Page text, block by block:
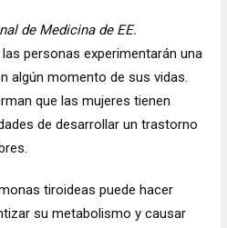
de Medicina de EE.
personas experimentarán una
algún momento de sus vidas.
que las mujeres tienen
de desarrollar un trastorno
tiroideas puede hacer
su metabolismo y causar